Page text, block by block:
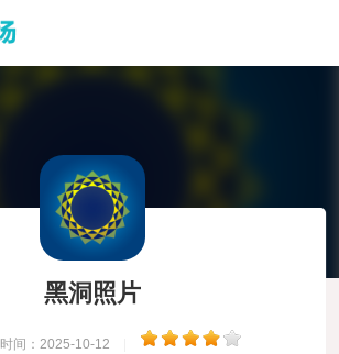
黑洞照片
时间：2025-10-12